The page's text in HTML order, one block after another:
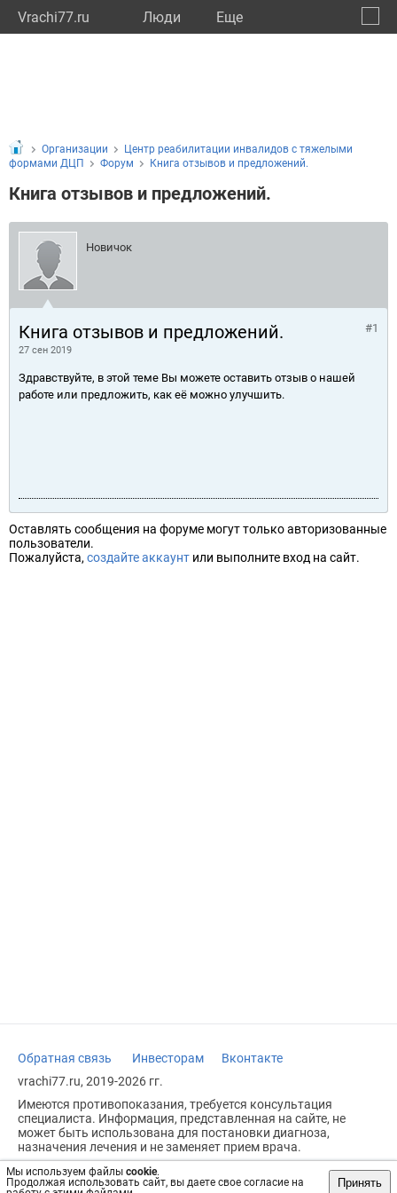
Vrachi77.ru Люди Eще
Мы используем файлы cookie.
Продолжая использовать сайт, вы даете свое согласие на
Принять
Организации
Центр реабилитации инвалидов с тяжелыми
формами ДЦП
Форум Книга отзывов и предложений.
Книга отзывов и предложений.
Новичок
Книга отзывов и предложений.
27 сен 2019
#1
Здравствуйте, в этой теме Вы можете оставить отзыв о нашей
работе или предложить, как её можно улучшить.
Оставлять сообщения на форуме могут только авторизованные
пользователи.
Пожалуйста, создайте аккаунт или выполните вход на сайт.
Обратная связь Инвесторам
Вконтакте
vrachi77.ru, 2019-2026 гг.
Имеются противопоказания, требуется консультация
специалиста. Информация, представленная на сайте, не
может быть использована для постановки диагноза,
назначения лечения и не заменяет прием врача.
Возрастное ограничение: 18+